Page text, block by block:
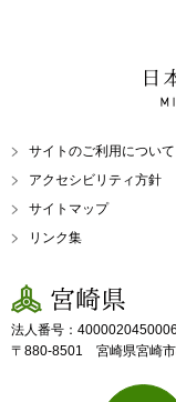
日
サイトのご利用について
アクセシビリティ方針
サイトマップ
リンク集
宮崎県
法人番号：4000020450006
〒880-8501 宮崎県宮崎